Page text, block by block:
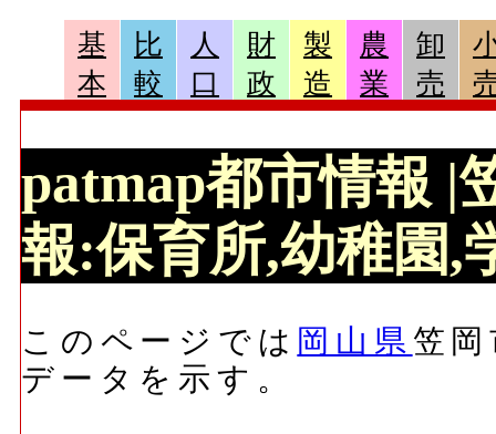
基
本
比
較
人
口
財
政
製
造
農
業
卸
売
patmap都市情報 |
報:保育所,幼稚園,
このページでは 岡山県 笠
データを示す。